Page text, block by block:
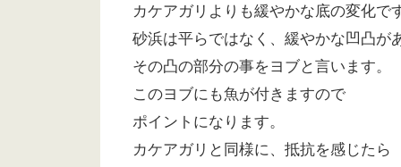
カケアガリよりも緩やかな底の変化で
砂浜は平らではなく、緩やかな凹凸が
その凸の部分の事をヨブと言います。
このヨブにも魚が付きますので
ポイントになります。
カケアガリと同様に、抵抗を感じたら